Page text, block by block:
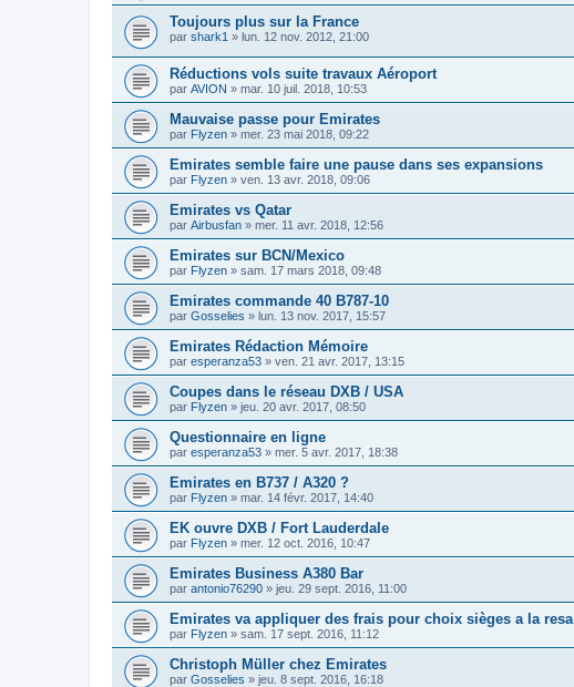
Toujours plus sur la France
par shark1 » lun. 12 nov. 2012, 21:00
Réductions vols suite travaux Aéroport
par AVION » mar. 10 juil. 2018, 10:53
Mauvaise passe pour Emirates
par Flyzen » mer. 23 mai 2018, 09:22
Emirates semble faire une pause dans ses expansions
par Flyzen » ven. 13 avr. 2018, 09:06
Emirates vs Qatar
par Airbusfan » mer. 11 avr. 2018, 12:56
Emirates sur BCN/Mexico
par Flyzen » sam. 17 mars 2018, 09:48
Emirates commande 40 B787-10
par Gosselies » lun. 13 nov. 2017, 15:57
Emirates Rédaction Mémoire
par esperanza53 » ven. 21 avr. 2017, 13:15
Coupes dans le réseau DXB / USA
par Flyzen » jeu. 20 avr. 2017, 08:50
Questionnaire en ligne
par esperanza53 » mer. 5 avr. 2017, 18:38
Emirates en B737 / A320 ?
par Flyzen » mar. 14 févr. 2017, 14:40
EK ouvre DXB / Fort Lauderdale
par Flyzen » mer. 12 oct. 2016, 10:47
Emirates Business A380 Bar
par antonio76290 » jeu. 29 sept. 2016, 11:00
Emirates va appliquer des frais pour choix sièges a la resa
par Flyzen » sam. 17 sept. 2016, 11:12
Christoph Müller chez Emirates
par Gosselies » jeu. 8 sept. 2016, 16:18